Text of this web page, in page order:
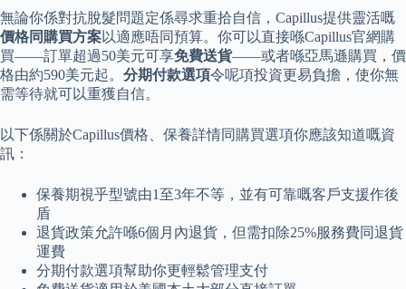
無論你係對抗脫髮問題定係尋求重拾自信，Capillus提供靈活嘅
價格同購買方案以適應唔同預算。你可以直接喺Capillus官網購
買——訂單超過50美元可享免費送貨——或者喺亞馬遜購買，價
格由約590美元起。 分期付款選項令呢項投資更易負擔，使你無
需等待就可以重獲自信。
以下係關於Capillus價格、保養詳情同購買選項你應該知道嘅資
訊：
保養期視乎型號由1至3年不等，並有可靠嘅客戶支援作後
盾
退貨政策允許喺6個月內退貨，但需扣除25%服務費同退貨
運費
分期付款選項幫助你更輕鬆管理支付